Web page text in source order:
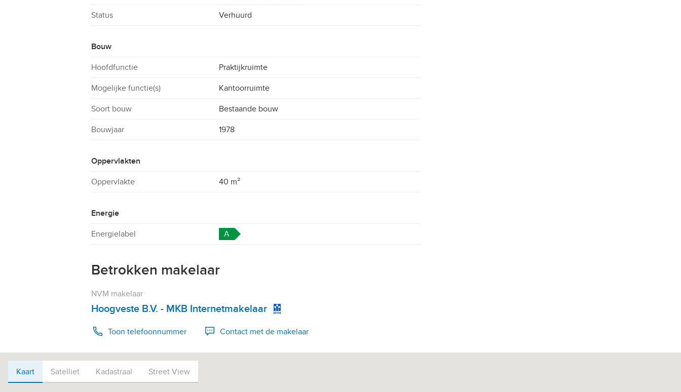
Status Verhuurd
Bouw
Hoofdfunctie Praktijkruimte
Mogelijke functie(s) Kantoorruimte
Soort bouw Bestaande bouw
Bouwjaar 1978
Oppervlakten
Oppervlakte 40 m²
Energie
Energielabel A
Betrokken makelaar
NVM makelaar
Hoogveste B.V. - MKB Internetmakelaar
Toon telefoonnummer
Bel 0184-210000
Contact met de makelaar
Kaart
Kaart Satelliet Kadastraal Street View